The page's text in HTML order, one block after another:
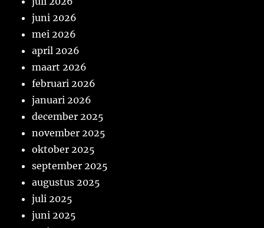
juni 2026
mei 2026
april 2026
maart 2026
februari 2026
januari 2026
december 2025
november 2025
oktober 2025
september 2025
augustus 2025
juli 2025
juni 2025